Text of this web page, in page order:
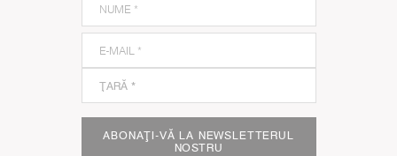
ABONAȚI-VĂ LA NEWSLETTERUL
NOSTRU